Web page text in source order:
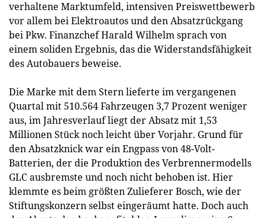
verhaltene Marktumfeld, intensiven Preiswettbewerb
vor allem bei Elektroautos und den Absatzrückgang
bei Pkw. Finanzchef Harald Wilhelm sprach von
einem soliden Ergebnis, das die Widerstandsfähigkeit
des Autobauers beweise.
Die Marke mit dem Stern lieferte im vergangenen
Quartal mit 510.564 Fahrzeugen 3,7 Prozent weniger
aus, im Jahresverlauf liegt der Absatz mit 1,53
Millionen Stück noch leicht über Vorjahr. Grund für
den Absatzknick war ein Engpass von 48-Volt-
Batterien, der die Produktion des Verbrennermodells
GLC ausbremste und noch nicht behoben ist. Hier
klemmte es beim größten Zulieferer Bosch, wie der
Stiftungskonzern selbst eingeräumt hatte. Doch auch